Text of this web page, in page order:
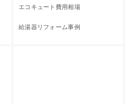
エコキュート費用相場
給湯器リフォーム事例